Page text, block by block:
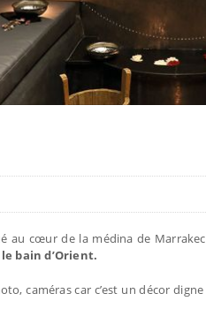
au cœur de la médina de
bain d’Orient.
caméras car c’est un décor